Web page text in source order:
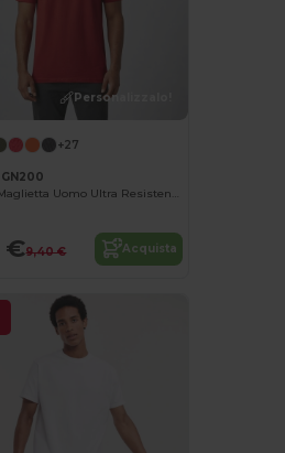
Personalizzalo!
+27
Gildan Maglietta Uomo Ultra Resistente in Cotone
€9,40 € Acquista